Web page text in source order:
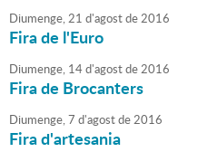
Diumenge,21 d'agostde2016
Fira de l'Euro
Diumenge, 14d'agostde2016
Fira de Brocanters
Diumenge,7 d'agostde2016
Fira d'artesania